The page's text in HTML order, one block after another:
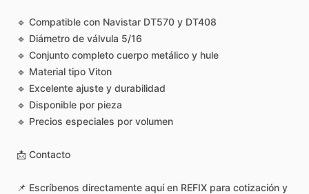
🔹 Compatible con Navistar DT570 y DT408
🔹 Diámetro de válvula 5​/​16
🔹 Conjunto completo cuerpo metálico y hule
🔹 Material tipo Viton
🔹 Excelente ajuste y durabilidad
🔹 Disponible por pieza
🔹 Precios especiales por volumen
📩 Contacto
📌 Escríbenos directamente aquí en REFIX para cotización y